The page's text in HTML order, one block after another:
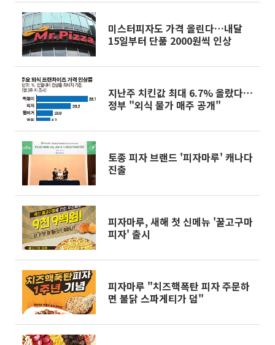
미스터피자도 가격 올린다…내달
15일부터 단품 2000원씩 인상
지난주 치킨값 최대 6.7% 올랐다…
정부 "외식 물가 매주 공개"
토종 피자 브랜드 '피자마루' 캐나다
진출
피자마루, 새해 첫 신메뉴 '꿀고구마
피자' 출시
피자마루 "치즈핵폭탄 피자 주문하
면 불닭 스파게티가 덤"